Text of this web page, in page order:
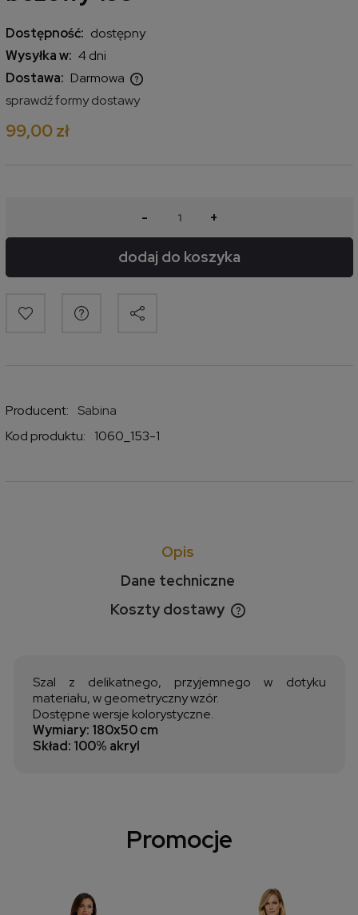
Dostępność: dostępny
Wysyłka w: 4 dni
Dostawa: Darmowa
Cena nie zawiera ewentualnych kosztów płatności
sprawdź formy dostawy
99,00 zł
- +
dodaj do koszyka
Producent:
Sabina
Kod produktu:
1060_153-1
Opis
Dane techniczne
Koszty dostawy
Cena nie zawiera ewentualnych kosztów płatności
Szal z delikatnego, przyjemnego w dotyku
materiału, w geometryczny wzór.
Dostępne wersje kolorystyczne.
Wymiary: 180x50 cm
Skład: 100% akryl
Promocje